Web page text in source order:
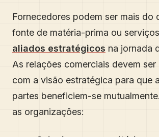
Fornecedores podem ser mais do
fonte de matéria-prima ou
aliados estratégicos na jornada
As relações comerciais devem
com a visão estratégica para que
partes beneficiem-se
as organizações: